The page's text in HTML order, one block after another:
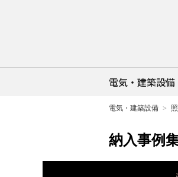
電気・建築設備
電気・建築設備
納入事例